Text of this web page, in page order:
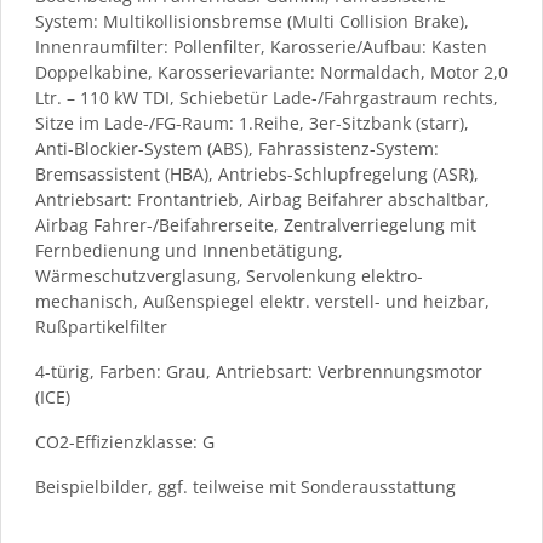
System: Multikollisionsbremse (Multi Collision Brake),
Innenraumfilter: Pollenfilter, Karosserie/Aufbau: Kasten
Doppelkabine, Karosserievariante: Normaldach, Motor 2,0
Ltr. – 110 kW TDI, Schiebetür Lade-/Fahrgastraum rechts,
Sitze im Lade-/FG-Raum: 1.Reihe, 3er-Sitzbank (starr),
Anti-Blockier-System (ABS), Fahrassistenz-System:
Bremsassistent (HBA), Antriebs-Schlupfregelung (ASR),
Antriebsart: Frontantrieb, Airbag Beifahrer abschaltbar,
Airbag Fahrer-/Beifahrerseite, Zentralverriegelung mit
Fernbedienung und Innenbetätigung,
Wärmeschutzverglasung, Servolenkung elektro-
mechanisch, Außenspiegel elektr. verstell- und heizbar,
Rußpartikelfilter
4-türig, Farben: Grau, Antriebsart: Verbrennungsmotor
(ICE)
CO2-Effizienzklasse: G
Beispielbilder, ggf. teilweise mit Sonderausstattung